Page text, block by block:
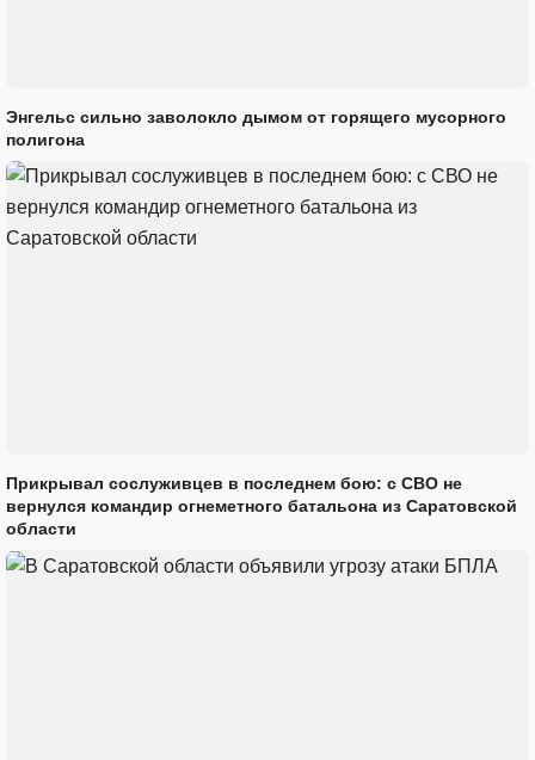
Энгельс сильно заволокло дымом от горящего мусорного
полигона
Прикрывал сослуживцев в последнем бою: с СВО не
вернулся командир огнеметного батальона из Саратовской
области